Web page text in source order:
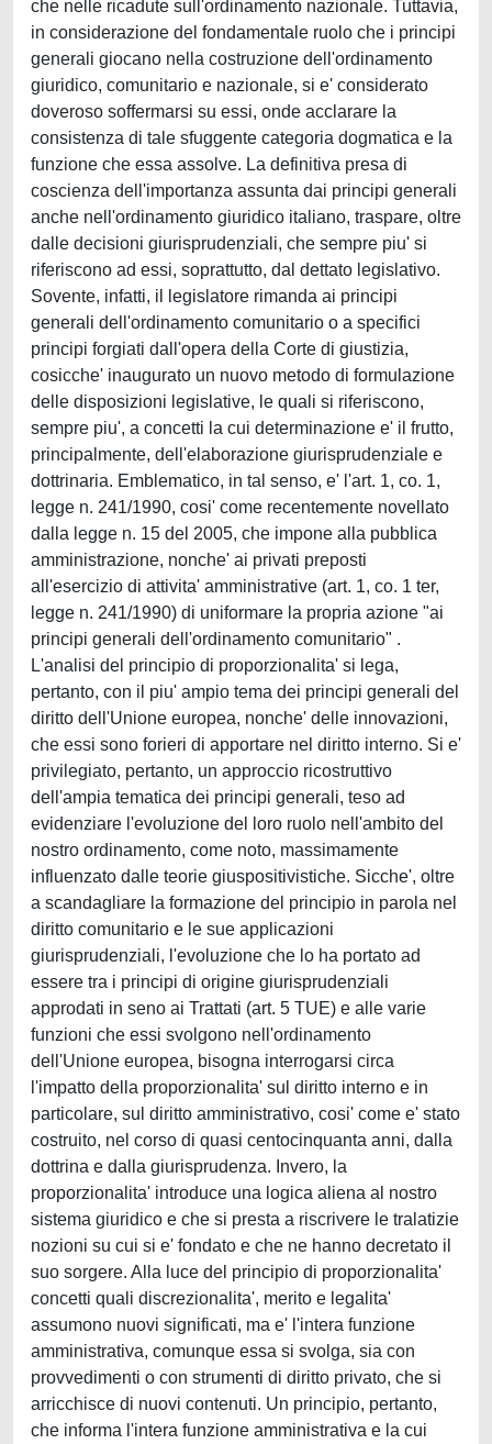
che nelle ricadute sull'ordinamento nazionale. Tuttavia,
in considerazione del fondamentale ruolo che i principi
generali giocano nella costruzione dell'ordinamento
giuridico, comunitario e nazionale, si e' considerato
doveroso soffermarsi su essi, onde acclarare la
consistenza di tale sfuggente categoria dogmatica e la
funzione che essa assolve. La definitiva presa di
coscienza dell'importanza assunta dai principi generali
anche nell'ordinamento giuridico italiano, traspare, oltre
dalle decisioni giurisprudenziali, che sempre piu' si
riferiscono ad essi, soprattutto, dal dettato legislativo.
Sovente, infatti, il legislatore rimanda ai principi
generali dell'ordinamento comunitario o a specifici
principi forgiati dall'opera della Corte di giustizia,
cosicche' inaugurato un nuovo metodo di formulazione
delle disposizioni legislative, le quali si riferiscono,
sempre piu', a concetti la cui determinazione e' il frutto,
principalmente, dell'elaborazione giurisprudenziale e
dottrinaria. Emblematico, in tal senso, e' l'art. 1, co. 1,
legge n. 241/1990, cosi' come recentemente novellato
dalla legge n. 15 del 2005, che impone alla pubblica
amministrazione, nonche' ai privati preposti
all'esercizio di attivita' amministrative (art. 1, co. 1 ter,
legge n. 241/1990) di uniformare la propria azione "ai
principi generali dell'ordinamento comunitario" .
L'analisi del principio di proporzionalita' si lega,
pertanto, con il piu' ampio tema dei principi generali del
diritto dell'Unione europea, nonche' delle innovazioni,
che essi sono forieri di apportare nel diritto interno. Si e'
privilegiato, pertanto, un approccio ricostruttivo
dell'ampia tematica dei principi generali, teso ad
evidenziare l'evoluzione del loro ruolo nell'ambito del
nostro ordinamento, come noto, massimamente
influenzato dalle teorie giuspositivistiche. Sicche', oltre
a scandagliare la formazione del principio in parola nel
diritto comunitario e le sue applicazioni
giurisprudenziali, l'evoluzione che lo ha portato ad
essere tra i principi di origine giurisprudenziali
approdati in seno ai Trattati (art. 5 TUE) e alle varie
funzioni che essi svolgono nell'ordinamento
dell'Unione europea, bisogna interrogarsi circa
l'impatto della proporzionalita' sul diritto interno e in
particolare, sul diritto amministrativo, cosi' come e' stato
costruito, nel corso di quasi centocinquanta anni, dalla
dottrina e dalla giurisprudenza. Invero, la
proporzionalita' introduce una logica aliena al nostro
sistema giuridico e che si presta a riscrivere le tralatizie
nozioni su cui si e' fondato e che ne hanno decretato il
suo sorgere. Alla luce del principio di proporzionalita'
concetti quali discrezionalita', merito e legalita'
assumono nuovi significati, ma e' l'intera funzione
amministrativa, comunque essa si svolga, sia con
provvedimenti o con strumenti di diritto privato, che si
arricchisce di nuovi contenuti. Un principio, pertanto,
che informa l'intera funzione amministrativa e la cui